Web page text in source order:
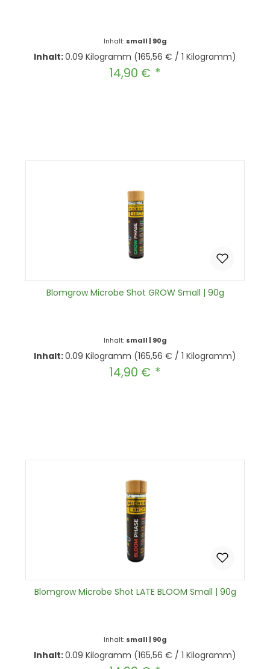
Inhalt: small | 90g
Inhalt:0.09 Kilogramm (165,56 € / 1 Kilogramm)
Regulärer Preis:
14,90 €
Blomgrow Microbe Shot GROW Small | 90g
Inhalt: small | 90g
Inhalt:0.09 Kilogramm (165,56 € / 1 Kilogramm)
Regulärer Preis:
14,90 €
Blomgrow Microbe Shot LATE BLOOM Small | 90g
Inhalt: small | 90g
Inhalt:0.09 Kilogramm (165,56 € / 1 Kilogramm)